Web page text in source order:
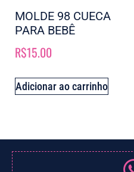
MOLDE 98 CUECA
PARA BEBÊ
R$15.00
Adicionar ao carrinho